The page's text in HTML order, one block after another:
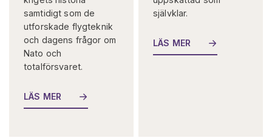
samtidigt som de
utforskade flygteknik
och dagens frågor om
Nato och
totalförsvaret.
LÄS MER
självklar.
LÄS MER